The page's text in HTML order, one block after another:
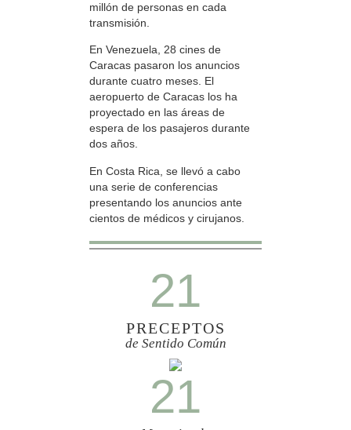
millón de personas en cada
transmisión.
En Venezuela, 28 cines de
Caracas pasaron los anuncios
durante cuatro meses. El
aeropuerto de Caracas los ha
proyectado en las áreas de
espera de los pasajeros durante
dos años.
En Costa Rica, se llevó a cabo
una serie de conferencias
presentando los anuncios ante
cientos de médicos y cirujanos.
21
PRECEPTOS
de Sentido Común
21